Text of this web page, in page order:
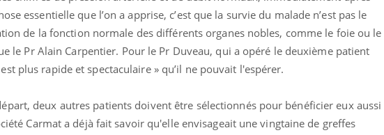
essentielle que l’on a apprise, c’est que la survie du malade n’est pas le
de la fonction normale des différents organes nobles, comme le foie ou le
le Pr Alain Carpentier. Pour le Pr Duveau, qui a opéré le deuxième patient
plus rapide et spectaculaire » qu’il ne pouvait l'espérer.
deux autres patients doivent être sélectionnés pour bénéficier eux aussi
Carmat a déjà fait savoir qu'elle envisageait une vingtaine de greffes